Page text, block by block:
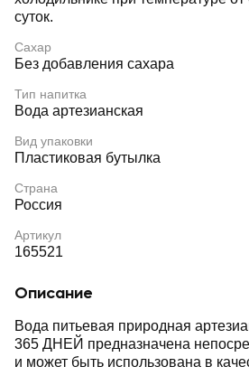
суток.
Сахар
Без добавления сахара
Тип напитка
Вода артезианская
Вид упаковки
Пластиковая бутылка
Страна
Россия
Артикул
165521
Описание
Вода питьевая природная
365 ДНЕЙ предназначена
и может быть использована в